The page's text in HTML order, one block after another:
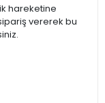
hareketine
vererek bu